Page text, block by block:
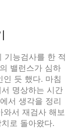
기능검사를 한 적
밸런스가 심하
인 듯 했다. 마침
명상하는 시간
서 생각을 정리
와서 재검사 해보
로 돌아왔다.